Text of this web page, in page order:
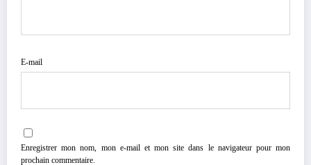
E-mail
Enregistrer mon nom, mon e-mail et mon site dans le navigateur pour mon
prochain commentaire.